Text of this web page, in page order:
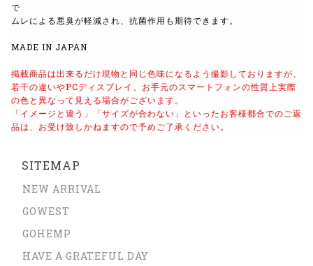
で
ムレによる悪臭が軽減され、抗菌作用も期待できます。
MADE IN JAPAN
掲載商品は出来るだけ現物と同じ色味になるよう 撮影しておりますが、
若干の違いやPCディスプレイ、 お手元のスマートフォンの性質上実際
の色と異なって見える場合がございます。
「イメージと違う」「サイズが合わない」といったお客様都合でのご返
品は、 お受け致しかねますので予めご了承ください。
SITEMAP
NEW ARRIVAL
GOWEST
GOHEMP
HAVE A GRATEFUL DAY